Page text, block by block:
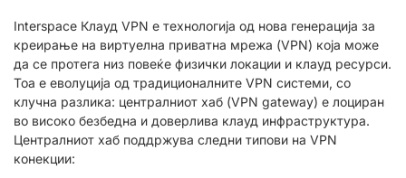
Interspace Клауд VPN е технологија од нова генерација за
креирање на виртуелна приватна мрежа (VPN) која може
да се протега низ повеќе физички локации и клауд ресурси.
Тоа е еволуција од традиционалните VPN системи, со
клучна разлика: централниот хаб (VPN gateway) е лоциран
во високо безбедна и доверлива клауд инфраструктура.
Централниот хаб поддржува следни типови на VPN
конекции: